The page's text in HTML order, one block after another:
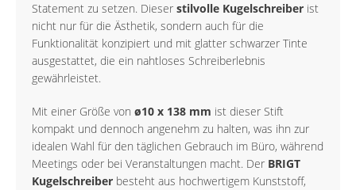
Statement zu setzen. Dieser stilvolle Kugelschreiber ist
nicht nur für die Ästhetik, sondern auch für die
Funktionalität konzipiert und mit glatter schwarzer Tinte
ausgestattet, die ein nahtloses Schreiberlebnis
gewährleistet.
Mit einer Größe von ø10 x 138 mm ist dieser Stift
kompakt und dennoch angenehm zu halten, was ihn zur
idealen Wahl für den täglichen Gebrauch im Büro, während
Meetings oder bei Veranstaltungen macht. Der BRIGT
Kugelschreiber besteht aus hochwertigem Kunststoff,